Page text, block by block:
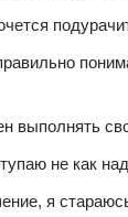
выполнять
не как
я